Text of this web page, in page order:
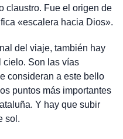
claustro. Fue el origen de
«escalera hacia Dios».
del viaje, también hay
cielo. Son las vías
consideran a este bello
puntos más importantes
Y hay que subir
sol.